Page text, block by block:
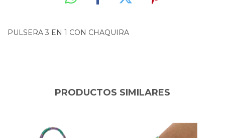
PULSERA 3 EN 1 CON CHAQUIRA
PRODUCTOS SIMILARES